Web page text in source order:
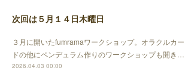
次回は５月１４日木曜日
３月に開いたfumramaワークショップ。オラクルカー
ドの他にペンデュラム作りのワークショップも開き…
2026.04.03 00:00